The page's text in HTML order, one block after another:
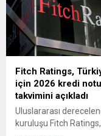
gerçekleştirileceğini
duyurdu.
Fitch Ratings,
için 2026 kredi notu
takvimini açıkladı
Uluslararası
kuruluşu Fitch Ratings,